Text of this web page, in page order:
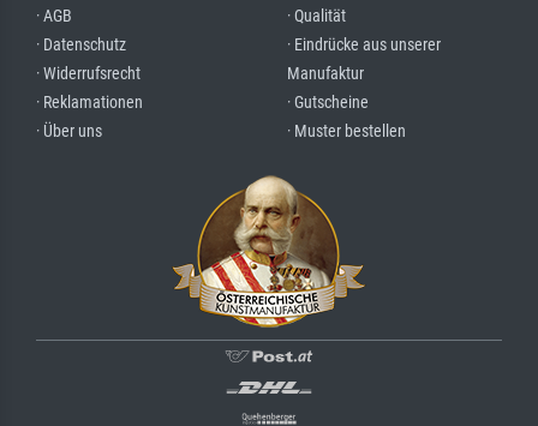
· AGB
· Datenschutz
· Widerrufsrecht
· Reklamationen
· Über uns
· Qualität
· Eindrücke aus unserer
Manufaktur
· Gutscheine
· Muster bestellen